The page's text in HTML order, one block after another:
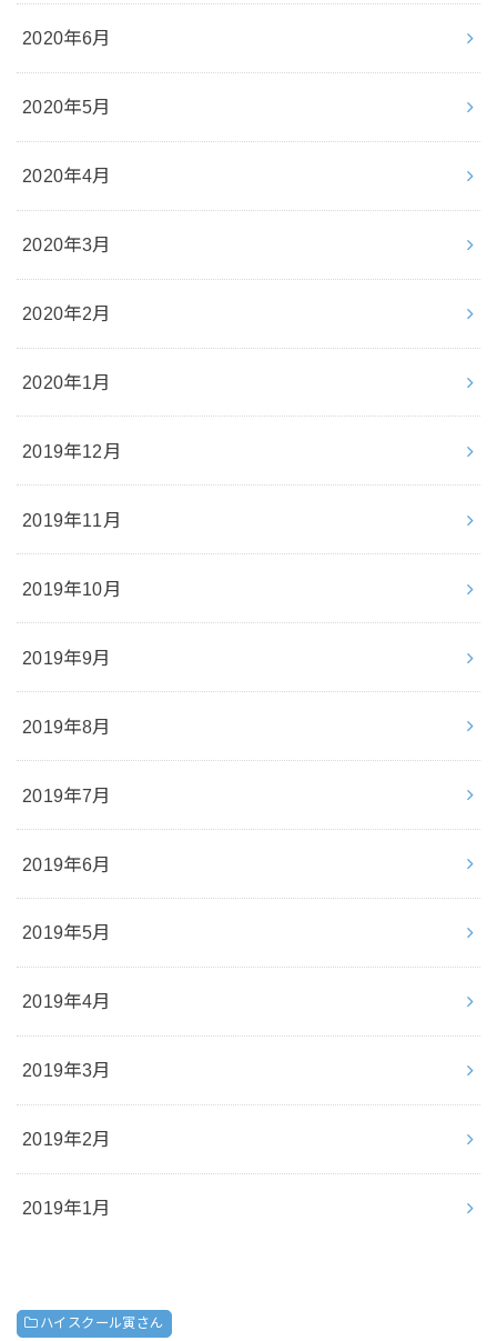
2020年6月
2020年5月
2020年4月
2020年3月
2020年2月
2020年1月
2019年12月
2019年11月
2019年10月
2019年9月
2019年8月
2019年7月
2019年6月
2019年5月
2019年4月
2019年3月
2019年2月
2019年1月
ハイスクール寅さん